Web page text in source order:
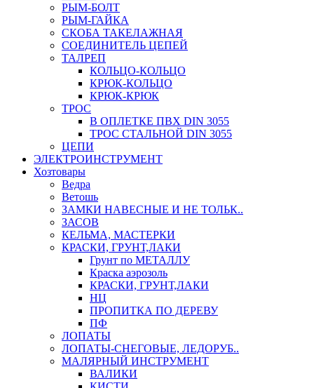
РЫМ-БОЛТ
РЫМ-ГАЙКА
СКОБА ТАКЕЛАЖНАЯ
СОЕДИНИТЕЛЬ ЦЕПЕЙ
ТАЛРЕП
КОЛЬЦО-КОЛЬЦО
КРЮК-КОЛЬЦО
КРЮК-КРЮК
ТРОС
В ОПЛЕТКЕ ПВХ DIN 3055
ТРОС СТАЛЬНОЙ DIN 3055
ЦЕПИ
ЭЛЕКТРОИНСТРУМЕНТ
Хозтовары
Ведра
Ветошь
ЗАМКИ НАВЕСНЫЕ И НЕ ТОЛЬК..
ЗАСОВ
КЕЛЬМА, МАСТЕРКИ
КРАСКИ, ГРУНТ,ЛАКИ
Грунт по МЕТАЛЛУ
Краска аэрозоль
КРАСКИ, ГРУНТ,ЛАКИ
НЦ
ПРОПИТКА ПО ДЕРЕВУ
ПФ
ЛОПАТЫ
ЛОПАТЫ-СНЕГОВЫЕ, ЛЕДОРУБ..
МАЛЯРНЫЙ ИНСТРУМЕНТ
ВАЛИКИ